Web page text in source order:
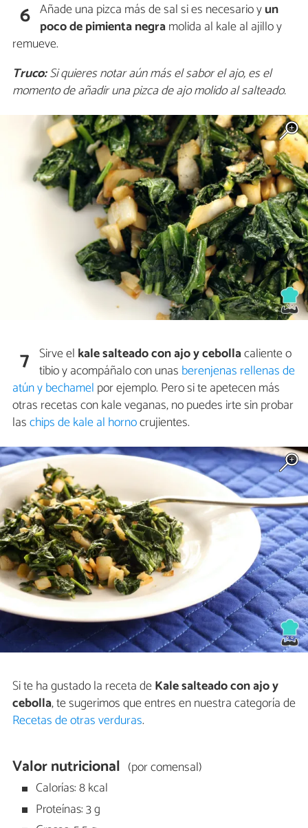
6 Añade una pizca más de sal si es necesario yun
poco de pimienta negramolida al kale al ajillo y
remueve.
Truco:Si quieres notar aún más el sabor el ajo, es el
momento de añadir una pizca de ajo molido al salteado.
7 Sirve el kale salteado con ajo y cebollacaliente o
tibio y acompáñalo con unas berenjenas rellenas de
atún y bechamel por ejemplo. Pero si te apetecen más
otras recetas con kale veganas, no puedes irte sin probar
laschips de kale al hornocrujientes.
Si te ha gustado la receta deKale salteado con ajo y
cebolla, te sugerimos que entres en nuestra categoría de
Recetas de otras verduras.
Valor nutricional (por comensal)
Calorías: 8 kcal
Proteínas: 3 g